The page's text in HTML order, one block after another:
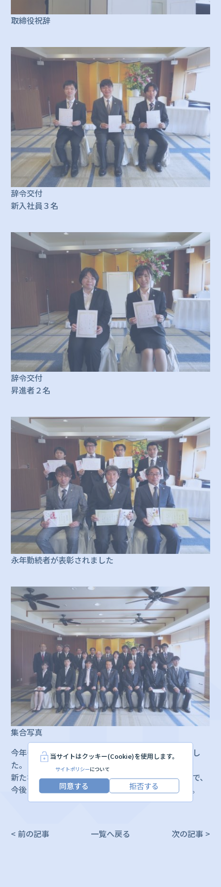
当サイトはクッキー(Cookie)を使用します。
サイトポリシーについて
同意する 拒否する
取締役祝辞
辞令交付
新入社員３名
辞令交付
昇進者２名
永年勤続者が表彰されました
集合写真
今年もフレッシュな新入社員を迎えることが出来まし
た。
新たなメンバーと共により一層精進して参りますので、
今後とも城南サービスをよろしくお願いいたします。
< 前の記事 一覧へ戻る 次の記事 >